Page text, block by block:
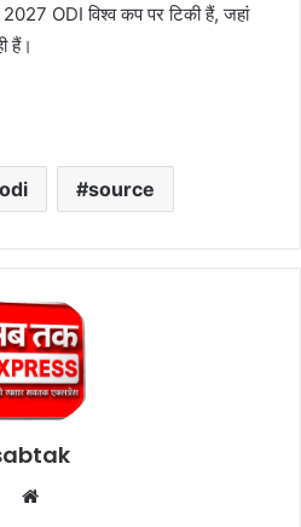
2027 ODI विश्व कप पर टिकी हैं, जहां
हैं।
odi source
Website